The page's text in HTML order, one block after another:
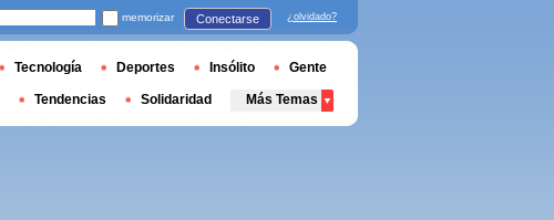
memorizar Conectarse ¿olvidado?
Tecnología Deportes Insólito Gente
Tendencias Solidaridad Más Temas